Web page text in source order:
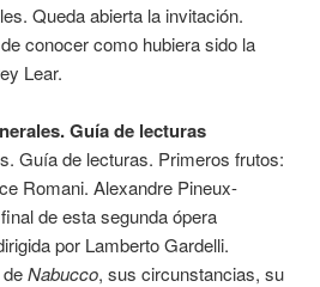
Queda abierta la invitación.
conocer como hubiera sido la
Lear.
Guía de lecturas
Guía de lecturas. Primeros frutos:
Romani. Alexandre Pineux-
de esta segunda ópera
por Lamberto Gardelli.
Nabucco, sus circunstancias, su